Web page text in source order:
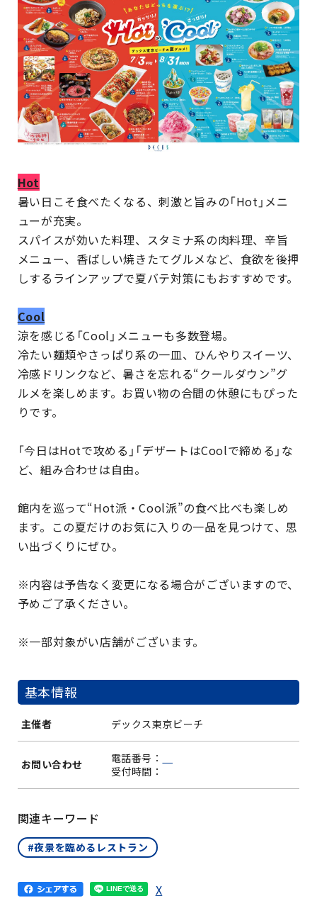
Hot
暑い日こそ食べたくなる、刺激と旨みの「Hot」メニ
ューが充実。
スパイスが効いた料理、スタミナ系の肉料理、辛旨
メニュー、香ばしい焼きたてグルメなど、食欲を後押
しするラインアップで夏バテ対策にもおすすめです。
Cool
涼を感じる「Cool」メニューも多数登場。
冷たい麺類やさっぱり系の一皿、ひんやりスイーツ、
冷感ドリンクなど、暑さを忘れる“クールダウン”グ
ルメを楽しめます。お買い物の合間の休憩にもぴった
りです。
「今日はHotで攻める」「デザートはCoolで締める」な
ど、組み合わせは自由。
館内を巡って“Hot派・Cool派”の食べ比べも楽しめ
ます。この夏だけのお気に入りの一品を見つけて、思
い出づくりにぜひ。
※内容は予告なく変更になる場合がございますので、
予めご了承ください。
※一部対象がい店舗がございます。
基本情報
主催者 デックス東京ビーチ
お問い合わせ
電話番号：
受付時間：
関連キーワード
#夜景を臨めるレストラン
X